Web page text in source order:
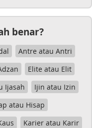
benar?
Antre atau Antri
Elite atau Elit
Ijasah
Ijin atau Izin
atau Hisap
Karier atau Karir